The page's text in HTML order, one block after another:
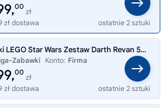
00
zł
zł dostawa
ostatnie 2 sztuki
Klocki LEGO Star Wars Zestaw Darth Revan 5002123
Zabawki Konto: Firma
00
zł
zł dostawa
ostatnie 2 sztuki